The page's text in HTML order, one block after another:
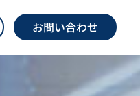
お問い合わせ